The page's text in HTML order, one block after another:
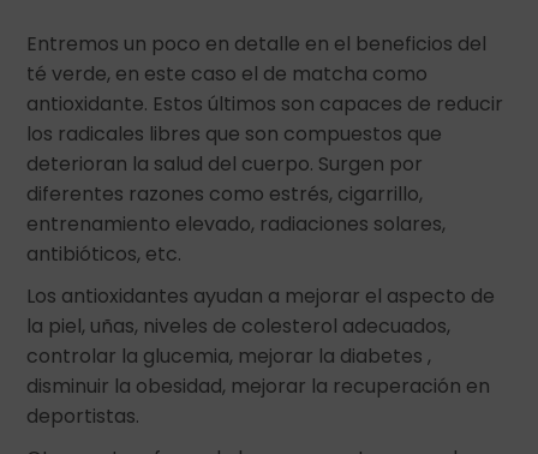
Entremos un poco en detalle en el beneficios del
té verde, en este caso el de matcha como
antioxidante. Estos últimos son capaces de reducir
los radicales libres que son compuestos que
deterioran la salud del cuerpo. Surgen por
diferentes razones como estrés, cigarrillo,
entrenamiento elevado, radiaciones solares,
antibióticos, etc.
Los antioxidantes ayudan a mejorar el aspecto de
la piel, uñas, niveles de colesterol adecuados,
controlar la glucemia, mejorar la diabetes ,
disminuir la obesidad, mejorar la recuperación en
deportistas.